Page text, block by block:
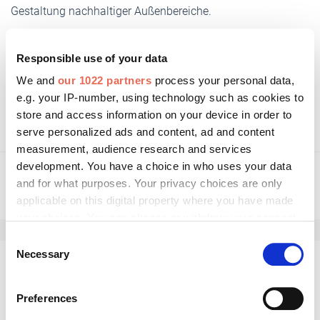
Responsible use of your data
We and our 1022 partners process your personal data,
e.g. your IP-number, using technology such as cookies to
store and access information on your device in order to
serve personalized ads and content, ad and content
measurement, audience research and services
development. You have a choice in who uses your data
and for what purposes. Your privacy choices are only
applicable on this digital property where you have made
the Privacy trigger icon.
Collect information about your geographical location
Selection
Necessary
Preferences
Gestaltung nachhaltiger Außenbereiche.
may-online.com